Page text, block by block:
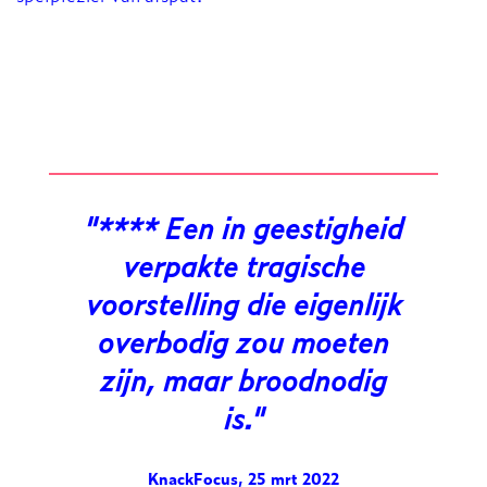
**** Een in geestigheid
verpakte tragische
voorstelling die eigenlijk
overbodig zou moeten
zijn, maar broodnodig
is.
KnackFocus, 25 mrt 2022